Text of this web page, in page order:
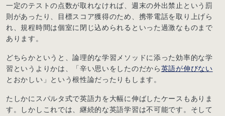
一定のテストの点数が取れなければ、週末の外出禁止という罰
則があったり、目標スコア獲得のため、携帯電話を取り上げら
れ、規程時間は個室に閉じ込められるといった過激なものまで
あります。
どちらかというと、論理的な学習メソッドに添った効率的な学
習というよりかは、「辛い思いをしたのだから英語が伸びない
とおかしい」という根性論だったりもします。
たしかにスパルタ式で英語力を大幅に伸ばしたケースもありま
す。しかしこれでは、継続的な英語学習は不可能です。そして